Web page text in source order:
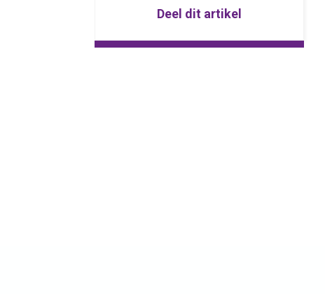
Deel dit artikel